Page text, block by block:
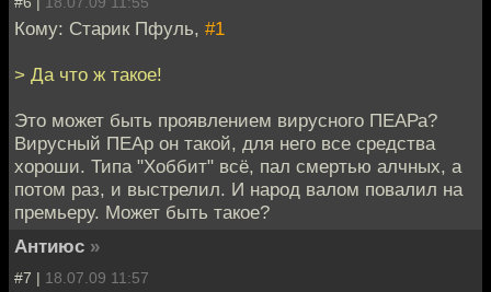
Кому: Старик Пфуль, #1
> Да что ж такое!
Это может быть проявлением вирусного ПЕАРа?
Вирусный ПЕАр он такой, для него все средства
хороши. Типа "Хоббит" всё, пал смертью алчных, а
потом раз, и выстрелил. И народ валом повалил на
премьеру. Может быть такое?
Антиюс »
#7 | 18.07.09 11:57